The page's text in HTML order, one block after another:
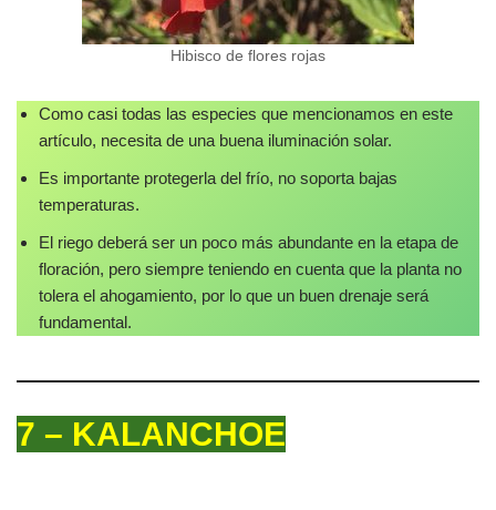
Hibisco de flores rojas
Como casi todas las especies que mencionamos en este
artículo, necesita de una buena iluminación solar.
Es importante protegerla del frío, no soporta bajas
temperaturas.
El riego deberá ser un poco más abundante en la etapa de
floración, pero siempre teniendo en cuenta que la planta no
tolera el ahogamiento, por lo que un buen drenaje será
fundamental.
7 – KALANCHOE